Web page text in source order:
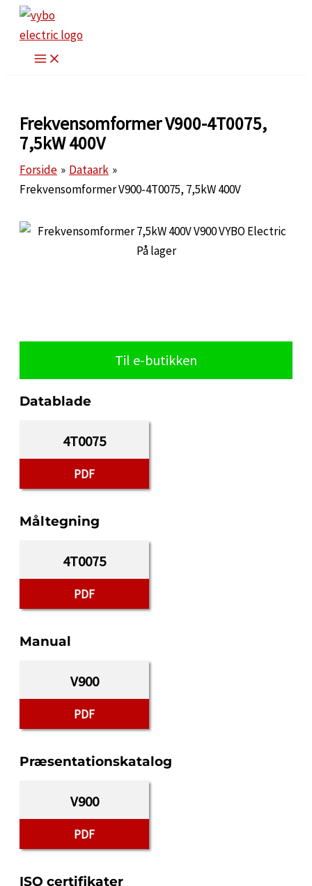
indholdet
Frekvensomformer V900-4T0075,
7,5kW 400V
Forside
Dataark
Frekvensomformer V900-4T0075, 7,5kW 400V
Til e-butikken
Datablade
4T0075
PDF
Måltegning
4T0075
PDF
Manual
V900
PDF
Præsentationskatalog
V900
PDF
ISO certifikater